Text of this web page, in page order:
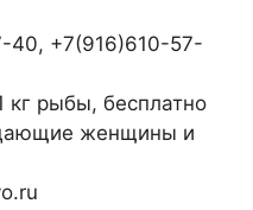
40, +7(916)610-57-
кг рыбы, бесплатно
женщины и